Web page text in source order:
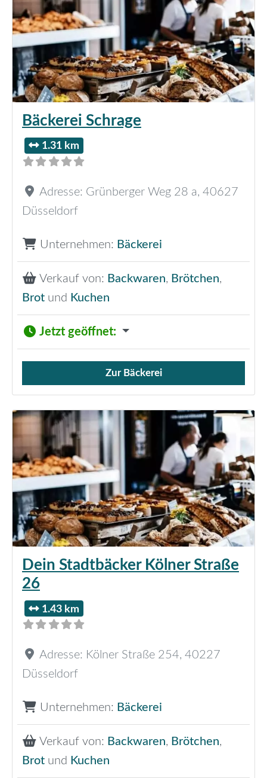
Bäckerei Schrage
1.31 km
Adresse: Grünberger Weg 28 a, 40627
Düsseldorf
Unternehmen: Bäckerei
Verkauf von: Backwaren, Brötchen,
Brot und Kuchen
Jetzt geöffnet:
Verkauf von Brötchen,
Zur Bäckerei
Dein Stadtbäcker Kölner Straße
26
1.43 km
Adresse: Kölner Straße 254, 40227
Düsseldorf
Unternehmen: Bäckerei
Verkauf von: Backwaren, Brötchen,
Brot und Kuchen